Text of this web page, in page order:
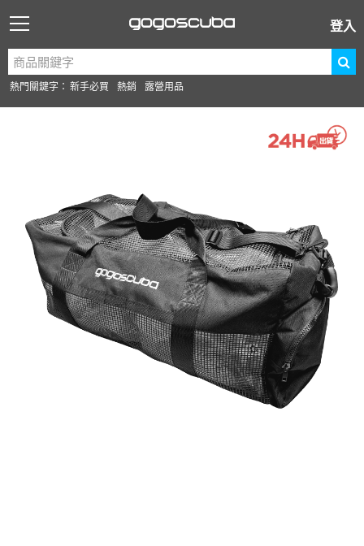
登入
熱門關鍵字： 新手必買 熱銷 露營用品